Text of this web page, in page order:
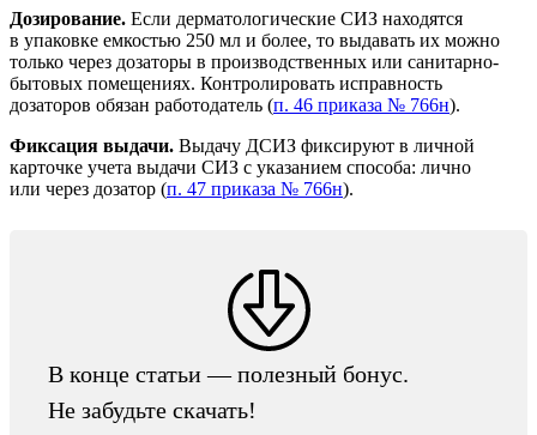
Дозирование. Если дерматологические СИЗ находятся
в упаковке емкостью 250 мл и более, то выдавать их можно
только через дозаторы в производственных или санитарно-
бытовых помещениях. Контролировать исправность
дозаторов обязан работодатель (п. 46 приказа № 766н).
Фиксация выдачи. Выдачу ДСИЗ фиксируют в личной
карточке учета выдачи СИЗ с указанием способа: лично
или через дозатор (п. 47 приказа № 766н).
В конце статьи — полезный бонус.
Не забудьте скачать!